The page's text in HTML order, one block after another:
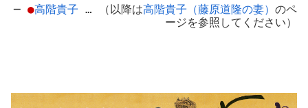
─ ●高階貴子 … （以降は高階貴子（藤原道隆の妻） のペ
ージを参照してください）